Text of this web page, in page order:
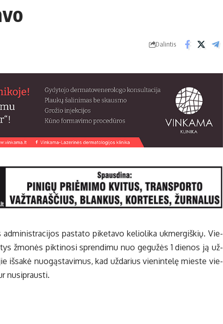
Dalintis
pa­sta­to pi­ke­ta­vo ke­lio­li­ka uk­mer­giš­kių. Vie­
žmo­nės pik­ti­no­si spren­di­mu nuo ge­gu­žės 1 die­nos ją už­
iš­sa­kė nuo­gąs­ta­vi­mus, kad už­da­rius vie­nin­te­lę mies­te vie­
nu­si­praus­ti.